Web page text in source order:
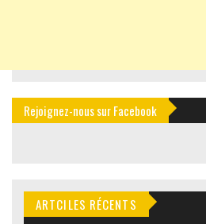
Rejoignez-nous sur Facebook
ARTCILES RÉCENTS